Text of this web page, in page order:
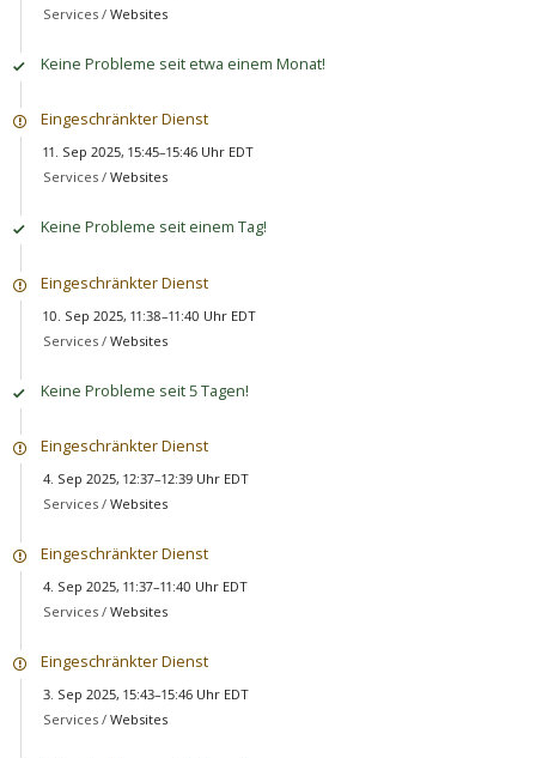
Services / Websites
Keine Probleme seit etwa einem Monat!
Eingeschränkter Dienst
11. Sep 2025, 15:45–15:46 Uhr EDT
Services / Websites
Keine Probleme seit einem Tag!
Eingeschränkter Dienst
10. Sep 2025, 11:38–11:40 Uhr EDT
Services / Websites
Keine Probleme seit 5 Tagen!
Eingeschränkter Dienst
4. Sep 2025, 12:37–12:39 Uhr EDT
Services / Websites
Eingeschränkter Dienst
4. Sep 2025, 11:37–11:40 Uhr EDT
Services / Websites
Eingeschränkter Dienst
3. Sep 2025, 15:43–15:46 Uhr EDT
Services / Websites